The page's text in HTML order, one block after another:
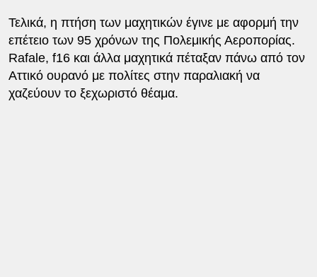
Τελικά, η πτήση των μαχητικών έγινε με αφορμή την
επέτειο των 95 χρόνων της Πολεμικής Αεροπορίας.
Rafale, f16 και άλλα μαχητικά πέταξαν πάνω από τον
Αττικό ουρανό με πολίτες στην παραλιακή να
χαζεύουν το ξεχωριστό θέαμα.